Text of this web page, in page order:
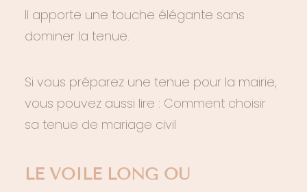
Il apporte une touche élégante sans
dominer la tenue.
Si vous préparez une tenue pour la mairie,
vous pouvez aussi lire : Comment choisir
sa tenue de mariage civil
LE VOILE LONG OU